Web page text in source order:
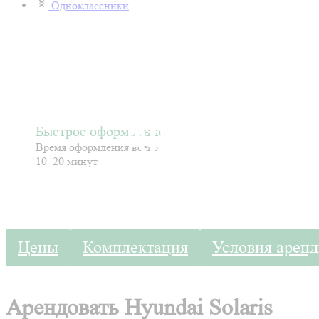
Одноклассники
Арендовать
Арендовать
Быстрое оформление
Время оформления всего
10–20 минут
Цены Комплектация Условия
Арендовать Hyundai Solaris